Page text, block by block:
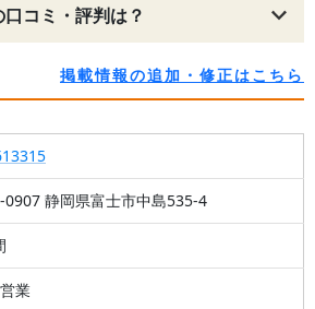
コミ・評判は？
掲載情報の追加・修正はこちら
0907 静岡県富士市中島535-4
業